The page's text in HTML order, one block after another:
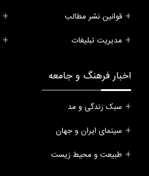
قوانین نشر مطالب
مدیریت تبلیغات
اخبار فرهنگ و جامعه
سبک زندگی و مد
سینمای ایران و جهان
طبیعت و محیط زیست